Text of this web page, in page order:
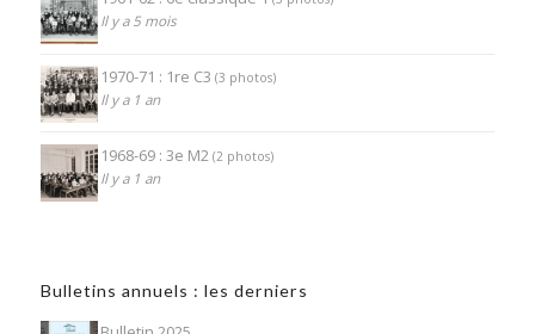
Il y a 5 mois
1970-71 : 1re C3 (3 photos)
Il y a 1 an
1968-69 : 3e M2 (2 photos)
Il y a 1 an
Bulletins annuels : les derniers